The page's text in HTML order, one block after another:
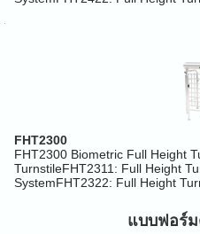
FHT2300
FHT2300 Biometric Full Height
TurnstileFHT2311: Full Height
SystemFHT2322: Full Height
แบบฟอร์